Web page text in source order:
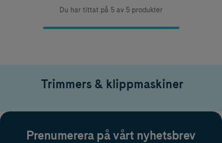
Du har tittat på 5 av 5 produkter
Trimmers & klippmaskiner
Prenumerera på vårt nyhetsbrev